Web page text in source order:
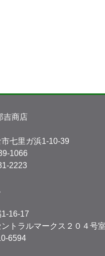
吉商店
七里ガ浜1-10-39
1066
2223
16-17
トラルマークス２０４号室
6594